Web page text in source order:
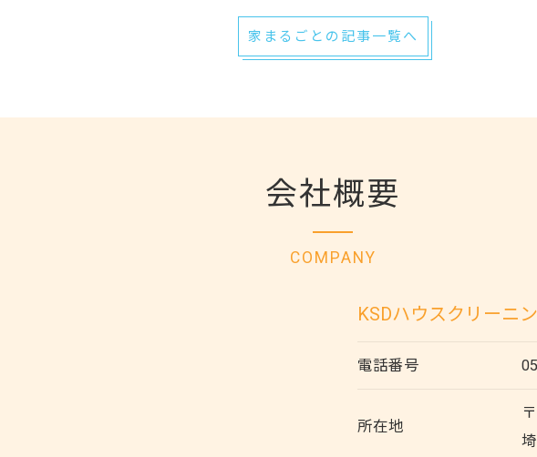
家まるごとの記事一覧へ
会社概要
COMPANY
KSDハウスクリーニ
電話番号
所在地